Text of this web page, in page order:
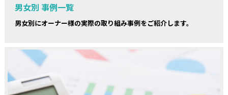
男女別 事例一覧
男女別にオーナー様の実際の取り組み事例をご紹介します。